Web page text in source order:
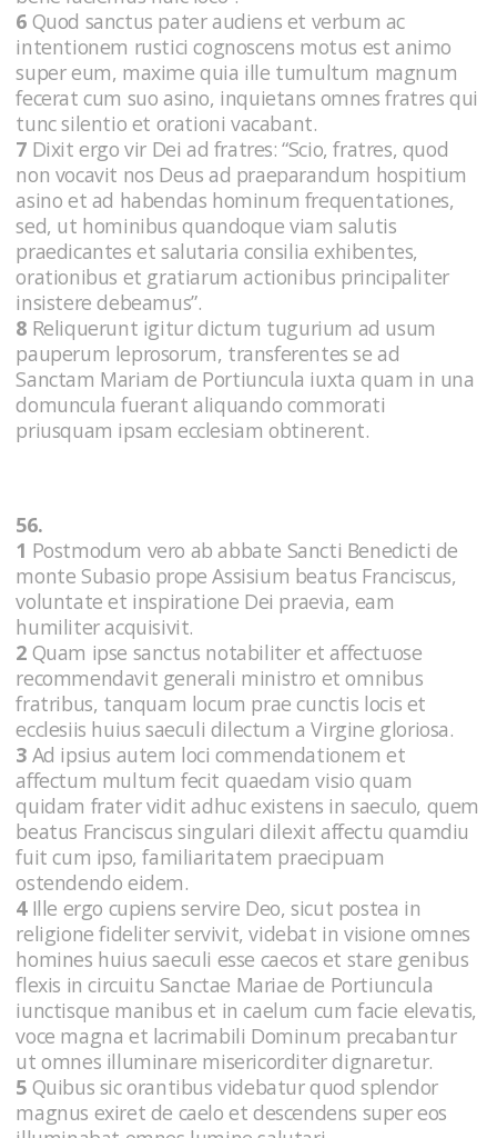
6 Quod sanctus pater audiens et verbum ac
intentionem rustici cognoscens motus est animo
super eum, maxime quia ille tumultum magnum
fecerat cum suo asino, inquietans omnes fratres qui
tunc silentio et orationi vacabant.
7 Dixit ergo vir Dei ad fratres: “Scio, fratres, quod
non vocavit nos Deus ad praeparandum hospitium
asino et ad habendas hominum frequentationes,
sed, ut hominibus quandoque viam salutis
praedicantes et salutaria consilia exhibentes,
orationibus et gratiarum actionibus principaliter
insistere debeamus”.
8 Reliquerunt igitur dictum tugurium ad usum
pauperum leprosorum, transferentes se ad
Sanctam Mariam de Portiuncula iuxta quam in una
domuncula fuerant aliquando commorati
priusquam ipsam ecclesiam obtinerent.
56.
1 Postmodum vero ab abbate Sancti Benedicti de
monte Subasio prope Assisium beatus Franciscus,
voluntate et inspiratione Dei praevia, eam
humiliter acquisivit.
2 Quam ipse sanctus notabiliter et affectuose
recommendavit generali ministro et omnibus
fratribus, tanquam locum prae cunctis locis et
ecclesiis huius saeculi dilectum a Virgine gloriosa.
3 Ad ipsius autem loci commendationem et
affectum multum fecit quaedam visio quam
quidam frater vidit adhuc existens in saeculo, quem
beatus Franciscus singulari dilexit affectu quamdiu
fuit cum ipso, familiaritatem praecipuam
ostendendo eidem.
4Ille ergo cupiens servire Deo, sicut postea in
religione fideliter servivit, videbat in visione omnes
homines huius saeculi esse caecos et stare genibus
flexis in circuitu Sanctae Mariae de Portiuncula
iunctisque manibus et in caelum cum facie elevatis,
voce magna et lacrimabili Dominum precabantur
ut omnes illuminare misericorditer dignaretur.
5 Quibus sic orantibus videbatur quod splendor
magnus exiret de caelo et descendens super eos